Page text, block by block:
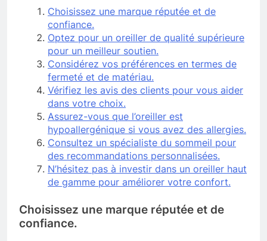
Choisissez une marque réputée et de
confiance.
Optez pour un oreiller de qualité supérieure
pour un meilleur soutien.
Considérez vos préférences en termes de
fermeté et de matériau.
Vérifiez les avis des clients pour vous aider
dans votre choix.
Assurez-vous que l’oreiller est
hypoallergénique si vous avez des allergies.
Consultez un spécialiste du sommeil pour
des recommandations personnalisées.
N’hésitez pas à investir dans un oreiller haut
de gamme pour améliorer votre confort.
Choisissez une marque réputée et de
confiance.